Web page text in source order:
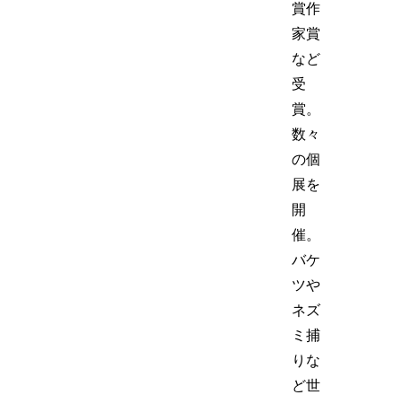
賞作
家賞
など
受
賞。
数々
の個
展を
開
催。
バケ
ツや
ネズ
ミ捕
りな
ど世